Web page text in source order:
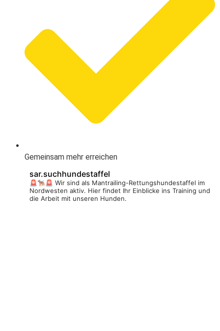
sar.suchhundestaffel
🚨🐕‍🦺🚨 Wir sind als Mantrailing-Rettungshundestaffel im
Nordwesten aktiv. Hier findet Ihr Einblicke ins Training und
die Arbeit mit unseren Hunden.
Gemeinsam mehr erreichen